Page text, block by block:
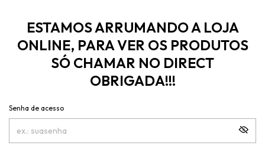
ESTAMOS ARRUMANDO A LOJA
ONLINE, PARA VER OS PRODUTOS
SÓ CHAMAR NO DIRECT
OBRIGADA!!!
Senha de acesso